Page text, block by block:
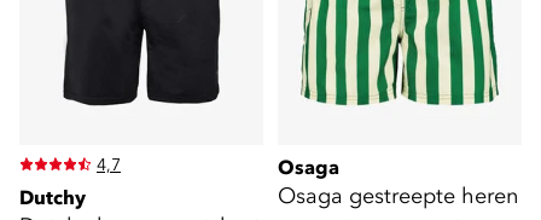
4,7
Dutchy
Osaga
Osaga gestreepte heren